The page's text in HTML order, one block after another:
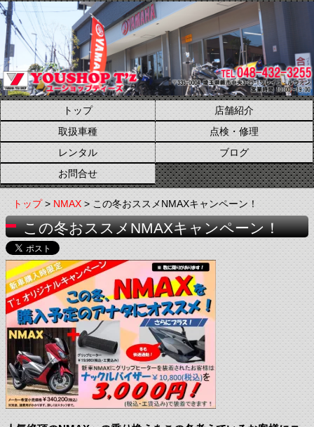
トップ
店舗紹介
取扱車種
点検・修理
レンタル
ブログ
お問合せ
トップ>NMAX> この冬おススメNMAXキャンペーン！
この冬おススメNMAXキャンペーン！